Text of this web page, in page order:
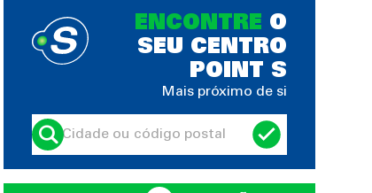
ENCONTRE O
SEU CENTRO
POINT S
Mais próximo de si